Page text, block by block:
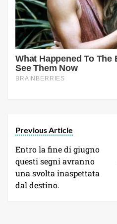
Previous Article
Entro la fine di giugno
questi segni avranno
una svolta inaspettata
dal destino.